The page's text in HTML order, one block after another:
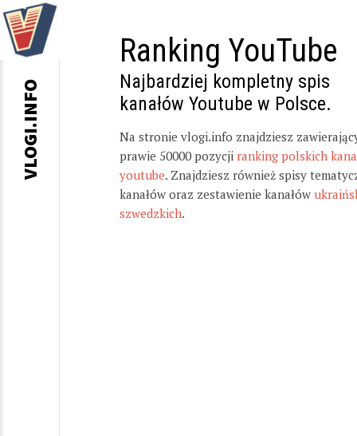
Ranking YouTube
Najbardziej kompletny spis
kanałów Youtube w Polsce.
Na stronie vlogi.info znajdziesz
prawie 50000 pozycji ranking polskich
youtube. Znajdziesz również spisy
kanałów oraz zestawienie kanałów
szwedzkich.
VLOGI.INFO